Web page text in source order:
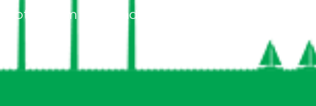
Rotterdam Rijnmond